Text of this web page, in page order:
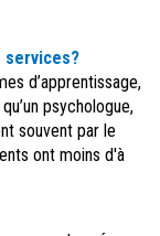
services?
d’apprentissage,
psychologue,
souvent par le
ont moins d'à